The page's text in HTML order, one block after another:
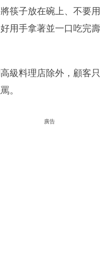
筷子放在碗上、不要
用手拿著並一口吃完
級料理店除外，顧客
。
廣告